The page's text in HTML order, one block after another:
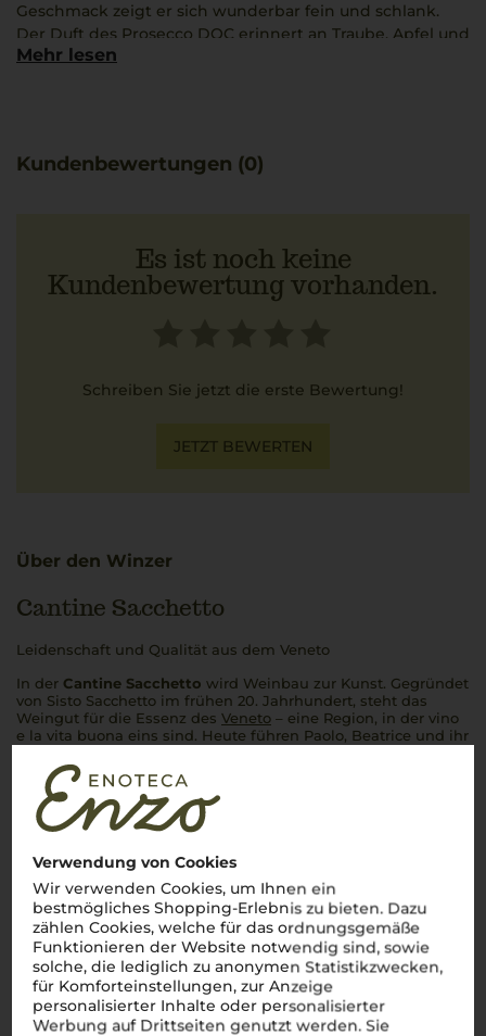
Verwendung von Cookies
Wir verwenden Cookies, um Ihnen ein
bestmögliches Shopping-Erlebnis zu bieten. Dazu
zählen Cookies, welche für das ordnungsgemäße
Funktionieren der Website notwendig sind, sowie
solche, die lediglich zu anonymen Statistikzwecken,
für Komforteinstellungen, zur Anzeige
personalisierter Inhalte oder personalisierter
Werbung auf Drittseiten genutzt werden. Sie
Geschmack zeigt er sich wunderbar fein und schlank.
Der Duft des Prosecco DOC erinnert an Traube, Apfel und
Pfirsich. Und noch mehr bietet er an: So integrieren sich
Mehr lesen
Kundenbewertungen (0)
Es ist noch keine
Kundenbewertung vorhanden.
Schreiben Sie jetzt die erste Bewertung!
JETZT BEWERTEN
Über den Winzer
Cantine Sacchetto
Leidenschaft und Qualität aus dem Veneto
In der Cantine Sacchetto wird Weinbau zur Kunst. Gegründet
von Sisto Sacchetto im frühen 20. Jahrhundert, steht das
Weingut für die Essenz des Veneto – eine Region, in der vino
e la vita buona eins sind. Heute führen Paolo, Beatrice und ihr
Frisch und spritzig, ein fester Begleiter jeder
Doch auch Pinot Grigio,
Hügeln des Veneto spiegeln die Vielfalt und den Charakter
dieser Region wider. Ein Schluck Sacchetto?
Mehr Weine von Cantine Sacchetto